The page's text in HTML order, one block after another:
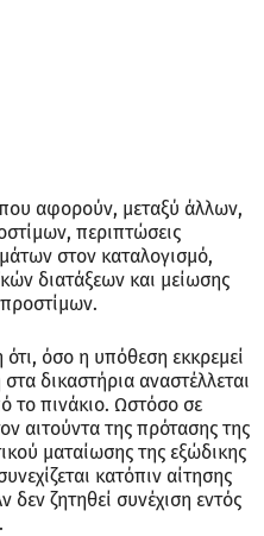
που αφορούν, μεταξύ άλλων,
περιπτώσεις
στον καταλογισμό,
διατάξεων και μείωσης
όσο η υπόθεση εκκρεμεί
δικαστήρια αναστέλλεται
το πινάκιο. Ωστόσο σε
αιτούντα της πρότασης της
ματαίωσης της εξώδικης
κατόπιν αίτησης
δεν ζητηθεί συνέχιση εντός